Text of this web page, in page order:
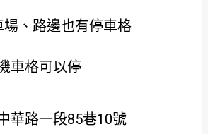
場、路邊也有停車格
車格可以停
華路一段85巷10號